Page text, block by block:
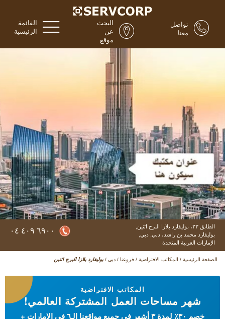
القائمة
الرئيسية
البحث
عن
موقع
تواصل
معنا
الطابق ٢٣، بوليفارد بلازا البرج اثنين,
بوليفارد محمد بن راشد، دبي, دبي,
الإمارات العربية المتحدة
٦٩٠٠ ٤٠٩ ٠٤
الصفحة الرئيسية / المكاتب الافتراضية / فروعنا / دبي / بوليفارد بلازا البرج اثنين
المكاتب الافتراضية
شهر مساحات العمل المشتركة العالمي!
خصم ٣٠٪ لمدة ۳ أشهر في جميع مواقعنا الـ٦ في الإمارات +